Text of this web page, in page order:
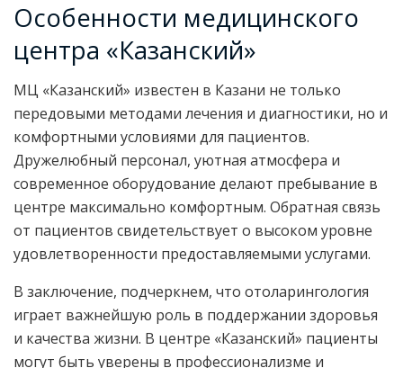
Особенности медицинского
центра «Казанский»
МЦ «Казанский» известен в Казани не только
передовыми методами лечения и диагностики, но и
комфортными условиями для пациентов.
Дружелюбный персонал, уютная атмосфера и
современное оборудование делают пребывание в
центре максимально комфортным. Обратная связь
от пациентов свидетельствует о высоком уровне
удовлетворенности предоставляемыми услугами.
В заключение, подчеркнем, что отоларингология
играет важнейшую роль в поддержании здоровья
и качества жизни. В центре «Казанский» пациенты
могут быть уверены в профессионализме и